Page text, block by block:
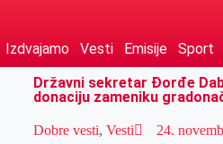
Izdvajamo Vesti Emisije Sport
Državni sekretar Đorđe
donaciju zameniku
Dobre vesti, Vesti 24.